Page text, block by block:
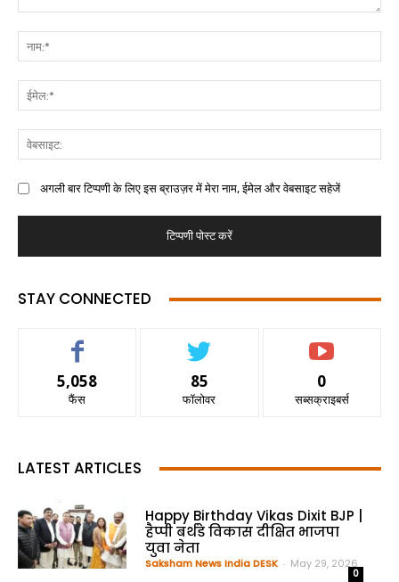
अगली बार टिप्पणी के लिए इस ब्राउज़र में मेरा नाम, ईमेल और वेबसाइट सहेजें
STAY CONNECTED
5,058
फैंस
85
फॉलोवर
0
सब्सक्राइबर्स
LATEST ARTICLES
Happy Birthday Vikas Dixit BJP |
हैप्पी बर्थडे विकास दीक्षित भाजपा
युवा नेता
Saksham News India DESK - May 29, 2026
0